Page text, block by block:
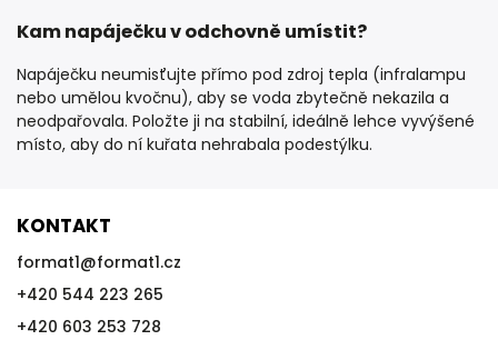
Kam napáječku v odchovně umístit?
Napáječku neumisťujte přímo pod zdroj tepla (infralampu
nebo umělou kvočnu), aby se voda zbytečně nekazila a
neodpařovala. Položte ji na stabilní, ideálně lehce vyvýšené
místo, aby do ní kuřata nehrabala podestýlku.
KONTAKT
format1@format1.cz
+420 544 223 265
+420 603 253 728